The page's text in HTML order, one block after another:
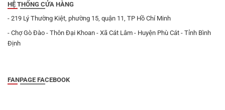
HỆ THỐNG CỬA HÀNG
- 219 Lý Thường Kiệt, phường 15, quận 11, TP Hồ Chí Minh
- Chợ Gò Đào - Thôn Đại Khoan - Xã Cát Lâm - Huyện Phù Cát - Tỉnh Bình
Định
FANPAGE FACEBOOK